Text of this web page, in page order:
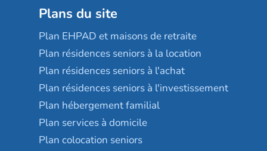
Plans du site
Plan EHPAD et maisons de retraite
Plan résidences seniors à la location
Plan résidences seniors à l'achat
Plan résidences seniors à l'investissement
Plan hébergement familial
Plan services à domicile
Plan colocation seniors